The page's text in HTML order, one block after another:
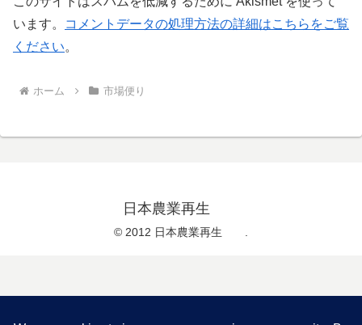
います。
コメントデータの処理方法の詳細はこちらをご覧
ください。
ホーム 市場便り
日本農業再生
© 2012 日本農業再生 .